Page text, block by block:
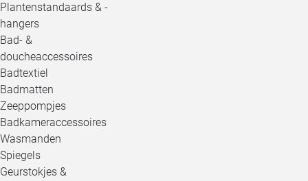
Plantenstandaards & -
hangers
Bad- &
doucheaccessoires
Badtextiel
Badmatten
Zeeppompjes
Badkameraccessoires
Wasmanden
Spiegels
Geurstokjes &